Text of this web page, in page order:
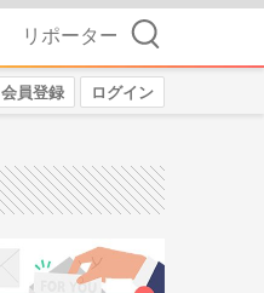
リポーター 検索
会員登録 ログイン